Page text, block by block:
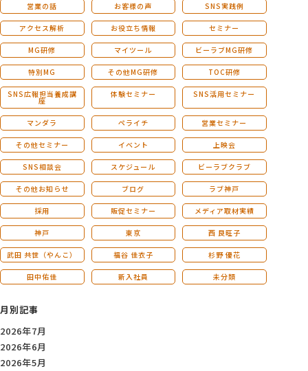
営業の話 お客様の声 SNS実践例
アクセス解析 お役立ち情報 セミナー
MG研修 マイツール ビーラブMG研修
特別MG その他MG研修 TOC研修
SNS広報担当養成講
座
体験セミナー SNS活用セミナー
マンダラ ペライチ 営業セミナー
その他セミナー イベント 上映会
SNS相談会 スケジュール ビーラブクラブ
その他お知らせ ブログ ラブ神戸
採用 販促セミナー メディア取材実績
神戸 東京 西 良旺子
武田 共世（やんこ） 福谷 佳衣子 杉野 優花
田中佑佳 新入社員 未分類
月別記事
2026年7月
2026年6月
2026年5月